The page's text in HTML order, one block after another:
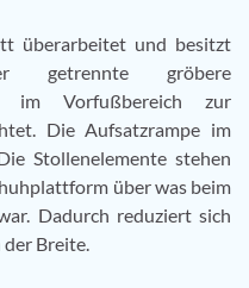
überarbeitet und besitzt
getrennte gröbere
im Vorfußbereich zur
Die Aufsatzrampe im
Stollenelemente stehen
über was beim
Dadurch reduziert sich
Breite.